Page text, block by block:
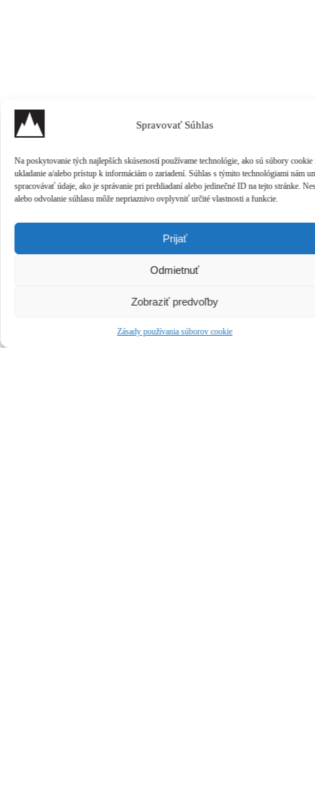
Spravovať Súhlas
Na poskytovanie tých najlepších skúseností používame technológie, ako sú súbory cookie
ukladanie a/alebo prístup k informáciám o zariadení. Súhlas s týmito technológiami nám
spracovávať údaje, ako je správanie pri prehliadaní alebo jedinečné ID na tejto stránke.
alebo odvolanie súhlasu môže nepriaznivo ovplyvniť určité vlastnosti a funkcie.
Prijať
Odmietnuť
Zobraziť predvoľby
Zásady používania súborov cookie